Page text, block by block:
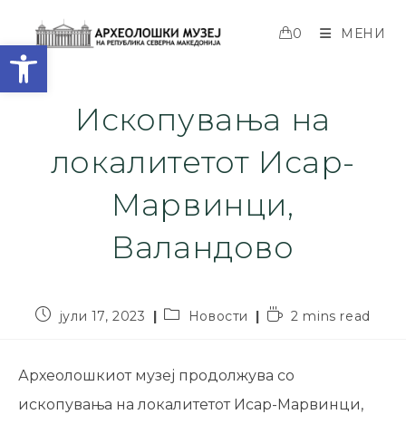
Open toolbar
0 МЕНИ
Ископувања на
локалитетот Исар-
Марвинци,
Валандово
јули 17, 2023 Новости 2 mins read
Археолошкиот музеј продолжува со
ископувања на локалитетот Исар-Марвинци,